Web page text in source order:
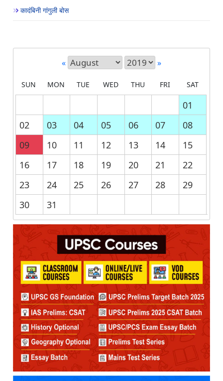
कादंबिनी गांगुली बोस
« »
SUN MON TUE WED THU FRI SAT
01
02
03 04 05 06 07
08
09
10 11 12 13 14
15
16
17 18 19 20 21
22
23
24 25 26 27 28
29
30
31